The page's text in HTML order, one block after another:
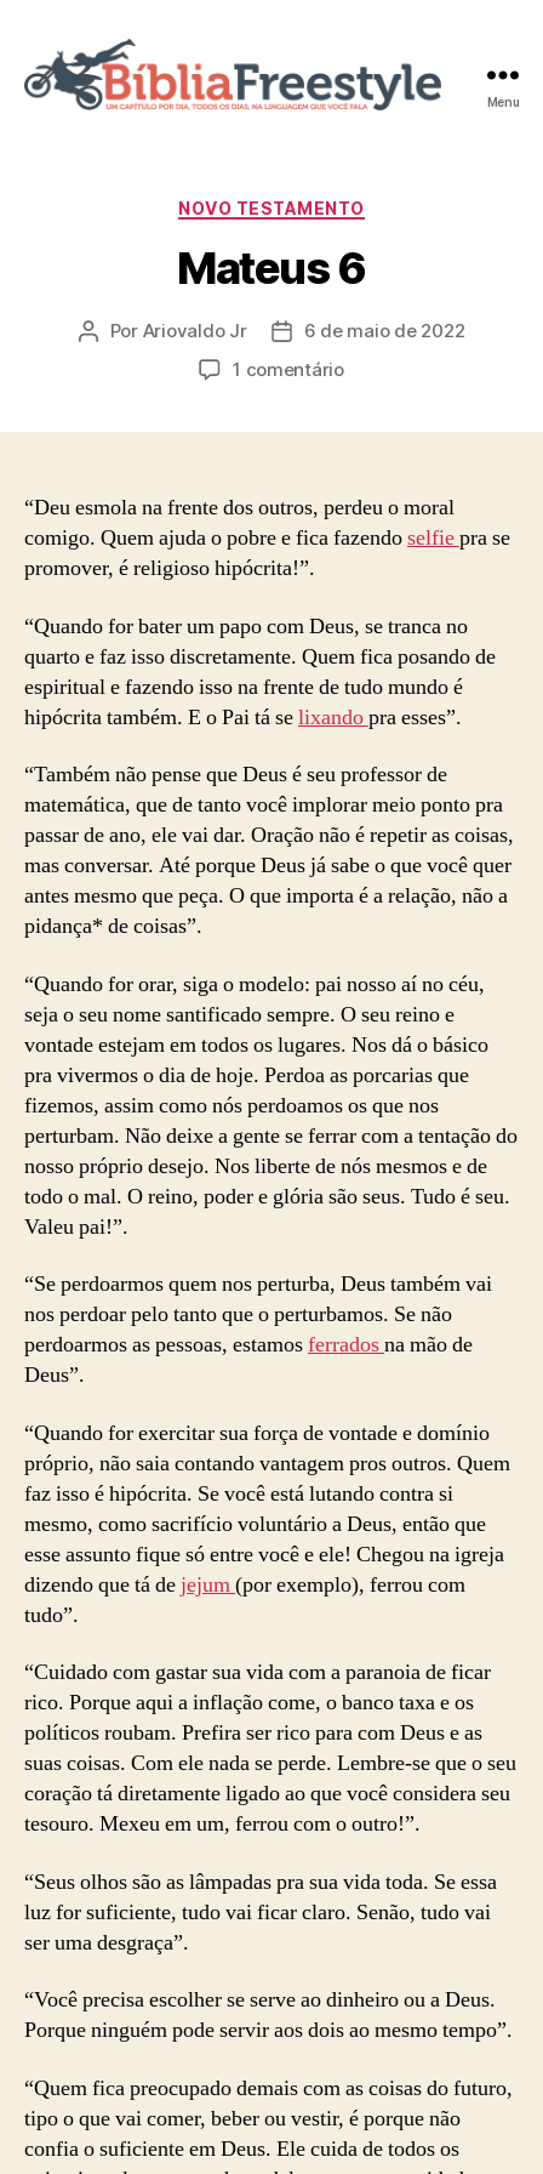
Menu
Categorias
NOVO TESTAMENTO
Mateus 6
Autor
Por Ariovaldo Jr
Data6 de maio de 2022
1 comentárioem
“Deu esmola na frente dos outros, perdeu o moral
comigo. Quem ajuda o pobre e fica fazendoselfiepra se
promover, é religioso hipócrita!”.
“Quando for bater um papo com Deus, se tranca no
quarto e faz isso discretamente. Quem fica posando de
espiritual e fazendo isso na frente de tudo mundo é
hipócrita também. E o Pai tá selixandopra esses”.
“Também não pense que Deus é seu professor de
matemática, que de tanto você implorar meio ponto pra
passar de ano, ele vai dar. Oração não é repetir as coisas,
mas conversar. Até porque Deus já sabe o que você quer
antes mesmo que peça. O que importa é a relação, não a
pidança* de coisas”.
“Quando for orar, siga o modelo: pai nosso aí no céu,
seja o seu nome santificado sempre. O seu reino e
vontade estejam em todos os lugares. Nos dá o básico
pra vivermos o dia de hoje. Perdoa as porcarias que
fizemos, assim como nós perdoamos os que nos
perturbam. Não deixe a gente se ferrar com a tentação do
nosso próprio desejo. Nos liberte de nós mesmos e de
todo o mal. O reino, poder e glória são seus. Tudo é seu.
Valeu pai!”.
“Se perdoarmos quem nos perturba, Deus também vai
nos perdoar pelo tanto que o perturbamos. Se não
perdoarmos as pessoas, estamosferradosna mão de
Deus”.
“Quando for exercitar sua força de vontade e domínio
próprio, não saia contando vantagem pros outros. Quem
faz isso é hipócrita. Se você está lutando contra si
mesmo, como sacrifício voluntário a Deus, então que
esse assunto fique só entre você e ele! Chegou na igreja
dizendo que tá dejejum(por exemplo), ferrou com
tudo”.
“Cuidado com gastar sua vida com a paranoia de ficar
rico. Porque aqui a inflação come, o banco taxa e os
políticos roubam. Prefira ser rico para com Deus e as
suas coisas. Com ele nada se perde. Lembre-se que o seu
coração tá diretamente ligado ao que você considera seu
tesouro. Mexeu em um, ferrou com o outro!”.
“Seus olhos são as lâmpadas pra sua vida toda. Se essa
luz for suficiente, tudo vai ficar claro. Senão, tudo vai
ser uma desgraça”.
“Você precisa escolher se serve ao dinheiro ou a Deus.
Porque ninguém pode servir aos dois ao mesmo tempo”.
“Quem fica preocupado demais com as coisas do futuro,
tipo o que vai comer, beber ou vestir, é porque não
confia o suficiente em Deus. Ele cuida de todos os